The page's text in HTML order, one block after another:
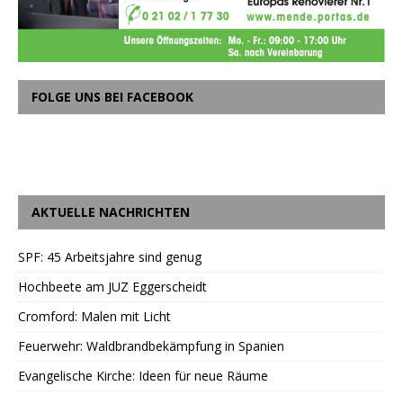
FOLGE UNS BEI FACEBOOK
AKTUELLE NACHRICHTEN
SPF: 45 Arbeitsjahre sind genug
Hochbeete am JUZ Eggerscheidt
Cromford: Malen mit Licht
Feuerwehr: Waldbrandbekämpfung in Spanien
Evangelische Kirche: Ideen für neue Räume